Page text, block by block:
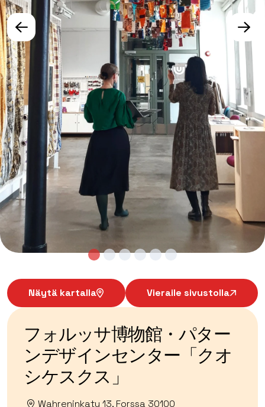
Näytä kartalla Vieraile sivustolla
フォルッサ博物館・パター
ンデザインセンター「クオ
シケスクス」
Wahreninkatu 13, Forssa 30100